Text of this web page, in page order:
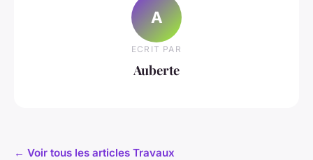
A
ECRIT PAR
Auberte
← Voir tous les articles Travaux